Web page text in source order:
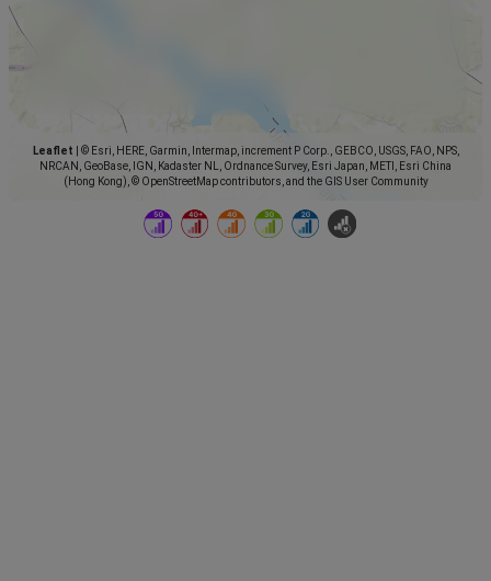
Leaflet
© Esri, HERE, Garmin, Intermap, increment P Corp., GEBCO, USGS, FAO, NPS,
NRCAN, GeoBase, IGN, Kadaster NL, Ordnance Survey, Esri Japan, METI, Esri China
(Hong Kong), © OpenStreetMap contributors, and the GIS User Community